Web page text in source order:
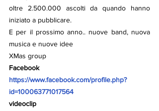
oltre 2.500.000 ascolti da quando hanno
iniziato a pubblicare.
E per il prossimo anno.. nuove band, nuova
musica e nuove idee
XMas group
Facebook
https://www.facebook.com/profile.php?
id=100063771017564
videoclip